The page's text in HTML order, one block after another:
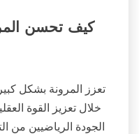
كيف تحسن
تعزز المرونة بشكل
خلال تعزيز القوة
الجودة الرياضيين من